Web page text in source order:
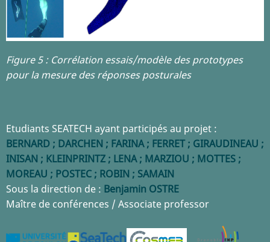
Figure 5 : Corrélation essais/modèle des prototypes
pour la mesure des réponses posturales
Etudiants SEATECH ayant participés au projet :
BERNARD ; DARCHEN ; FARINA ; FERRET ; GIRAUDINEAU ;
INISAN ; KLEINPRINTZ ; LENA ; MARZIOU ; MOTTES ;
MOREAU ; POSTEC ; ROBIN ; SAMAIN
Sous la direction de : Benjamin OSTRE
Maître de conférences / Associate professor